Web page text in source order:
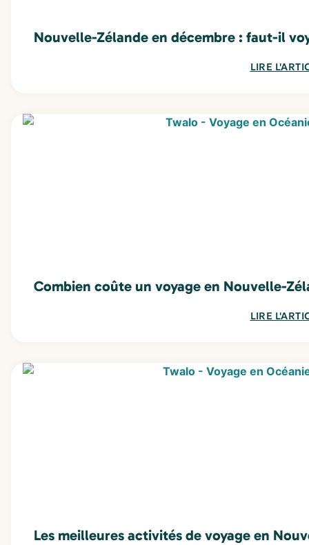
Nouvelle-Zélande en décembre : faut-il
LIRE
Combien coûte un voyage en Nouvelle-
LIRE
Les meilleures activités de voyage en